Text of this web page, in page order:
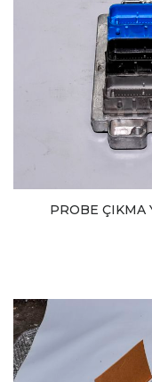
PROBE ÇIKMA